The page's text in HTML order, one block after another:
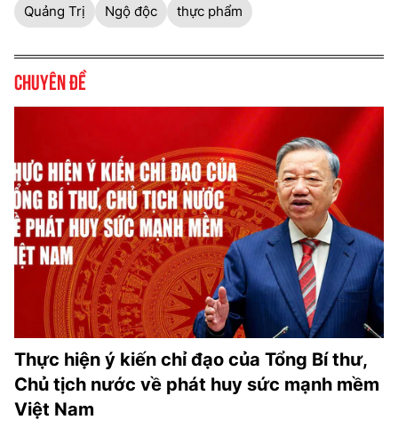
Quảng Trị
Ngộ độc thực phẩm
Chuyên đề
Thực hiện ý kiến chỉ đạo của Tổng Bí thư,
Chủ tịch nước về phát huy sức mạnh mềm
Việt Nam